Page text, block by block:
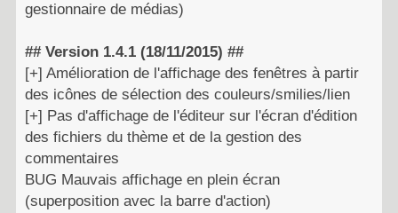
gestionnaire de médias)
## Version 1.4.1 (18/11/2015) ##
[+] Amélioration de l'affichage des fenêtres à partir
des icônes de sélection des couleurs/smilies/lien
[+] Pas d'affichage de l'éditeur sur l'écran d'édition
des fichiers du thème et de la gestion des
commentaires
BUG Mauvais affichage en plein écran
(superposition avec la barre d'action)